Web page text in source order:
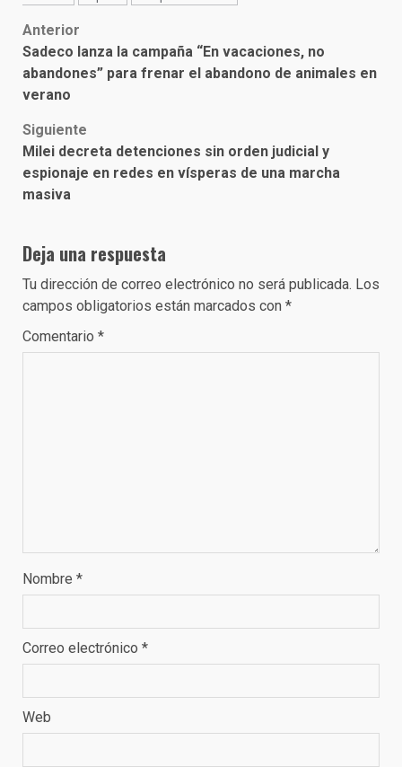
Post
navigation
Anterior
Sadeco lanza la campaña “En vacaciones, no
abandones” para frenar el abandono de animales en
verano
Siguiente
Milei decreta detenciones sin orden judicial y
espionaje en redes en vísperas de una marcha
masiva
Deja una respuesta
Tu dirección de correo electrónico no será publicada. Los
campos obligatorios están marcados con *
Comentario *
Nombre *
Correo electrónico *
Web